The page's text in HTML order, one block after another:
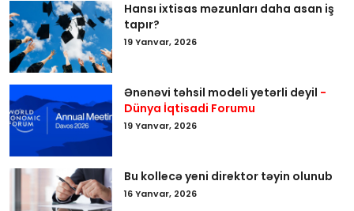
Hansı ixtisas məzunları daha asan iş
tapır?
19 Yanvar, 2026
Ənənəvi təhsil modeli yetərli deyil -
Dünya İqtisadi Forumu
19 Yanvar, 2026
Bu kollecə yeni direktor təyin olunub
16 Yanvar, 2026